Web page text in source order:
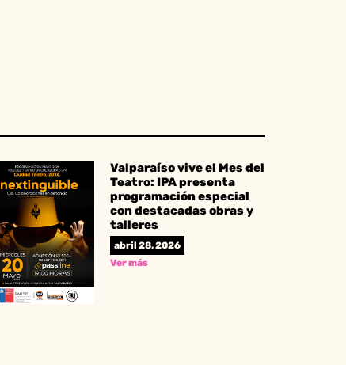
Valparaíso vive el Mes del
Teatro: IPA presenta
programación especial
con destacadas obras y
talleres
abril 28, 2026
Ver más